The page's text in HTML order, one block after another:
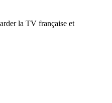
la TV française et